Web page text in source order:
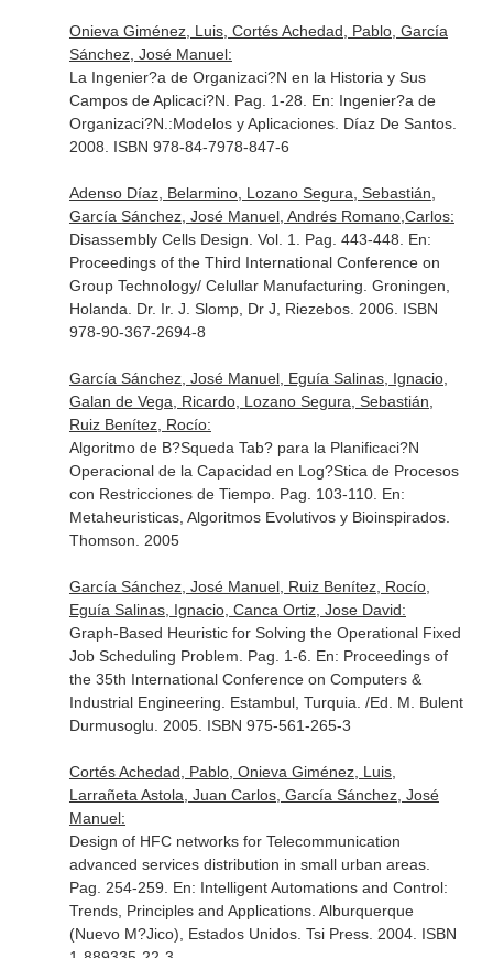
Onieva Giménez, Luis, Cortés Achedad, Pablo, García
Sánchez, José Manuel:
La Ingenier?a de Organizaci?N en la Historia y Sus
Campos de Aplicaci?N. Pag. 1-28. En: Ingenier?a de
Organizaci?N.:Modelos y Aplicaciones. Díaz De Santos.
2008. ISBN 978-84-7978-847-6
Adenso Díaz, Belarmino, Lozano Segura, Sebastián,
García Sánchez, José Manuel, Andrés Romano,Carlos:
Disassembly Cells Design. Vol. 1. Pag. 443-448. En:
Proceedings of the Third International Conference on
Group Technology/ Celullar Manufacturing . Groningen,
Holanda. Dr. Ir. J. Slomp, Dr J, Riezebos. 2006. ISBN
978-90-367-2694-8
García Sánchez, José Manuel, Eguía Salinas, Ignacio,
Galan de Vega, Ricardo, Lozano Segura, Sebastián,
Ruiz Benítez, Rocío:
Algoritmo de B?Squeda Tab? para la Planificaci?N
Operacional de la Capacidad en Log?Stica de Procesos
con Restricciones de Tiempo. Pag. 103-110. En:
Metaheuristicas, Algoritmos Evolutivos y Bioinspirados.
Thomson. 2005
García Sánchez, José Manuel, Ruiz Benítez, Rocío,
Eguía Salinas, Ignacio, Canca Ortiz, Jose David:
Graph-Based Heuristic for Solving the Operational Fixed
Job Scheduling Problem. Pag. 1-6. En: Proceedings of
the 35th International Conference on Computers &
Industrial Engineering . Estambul, Turquia. /Ed. M. Bulent
Durmusoglu. 2005. ISBN 975-561-265-3
Cortés Achedad, Pablo, Onieva Giménez, Luis,
Larrañeta Astola, Juan Carlos, García Sánchez, José
Manuel:
Design of HFC networks for Telecommunication
advanced services distribution in small urban areas.
Pag. 254-259. En: Intelligent Automations and Control:
Trends, Principles and Applications. Alburquerque
(Nuevo M?Jico), Estados Unidos. Tsi Press. 2004. ISBN